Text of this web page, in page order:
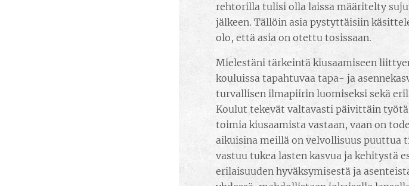
rehtorilla tulisi olla laissa määritelty
jälkeen. Tällöin asia pystyttäisiin
olo, että asia on otettu tosissaan.
Mielestäni tärkeintä kiusaamiseen
kouluissa tapahtuvaa tapa- ja
turvallisen ilmapiirin luomiseksi sekä
Koulut tekevät valtavasti päivittäin työtä
toimia kiusaamista vastaan, vaan on
aikuisina meillä on velvollisuus puuttua
vastuu tukea lasten kasvua ja kehitystä
erilaisuuden hyväksymisestä ja